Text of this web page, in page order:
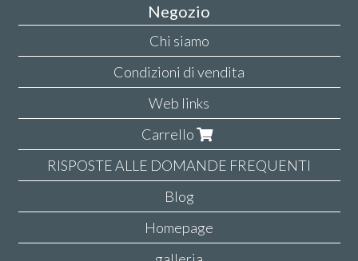
Negozio
Chi siamo
Condizioni di vendita
Web links
Carrello
RISPOSTE ALLE DOMANDE FREQUENTI
Blog
Homepage